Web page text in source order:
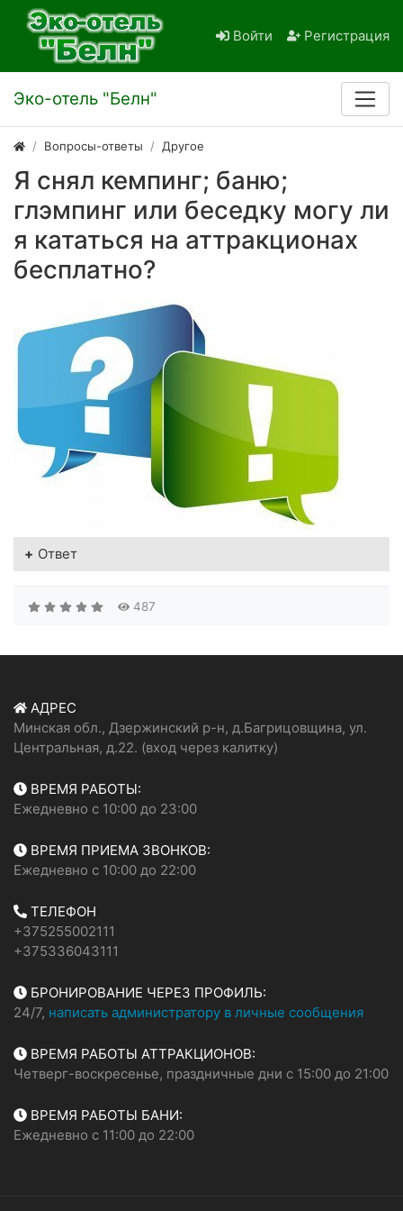
Войти Регистрация
Эко-отель "Белн"
Вопросы-ответы Другое
Я снял кемпинг; баню;
глэмпинг или беседку могу ли
я кататься на аттракционах
бесплатно?
Ответ
487
АДРЕС
Минская обл., Дзержинский р-н, д.Багрицовщина, ул.
Центральная, д.22. (вход через калитку)
ВРЕМЯ РАБОТЫ:
Ежедневно с 10:00 до 23:00
ВРЕМЯ ПРИЕМА ЗВОНКОВ:
Ежедневно с 10:00 до 22:00
ТЕЛЕФОН
+375255002111
+375336043111
БРОНИРОВАНИЕ ЧЕРЕЗ ПРОФИЛЬ:
24/7, написать администратору в личные сообщения
ВРЕМЯ РАБОТЫ АТТРАКЦИОНОВ:
Четверг-воскресенье, праздничные дни с 15:00 до 21:00
ВРЕМЯ РАБОТЫ БАНИ:
Ежедневно с 11:00 до 22:00